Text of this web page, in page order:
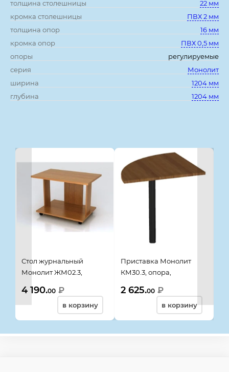
толщина столешницы
22 мм
кромка столешницы
ПВХ 2 мм
толщина опор
16 мм
кромка опор
ПВХ 0,5 мм
опоры
регулируемые
серия
Монолит
ширина
1204 мм
глубина
1204 мм
Стол журнальный
Монолит ЖМ02.3,
гварнери
4 190.00 ₽
в корзину
Приставка Монолит
КМ30.3, опора,
гварнери
2 625.00 ₽
в корзину